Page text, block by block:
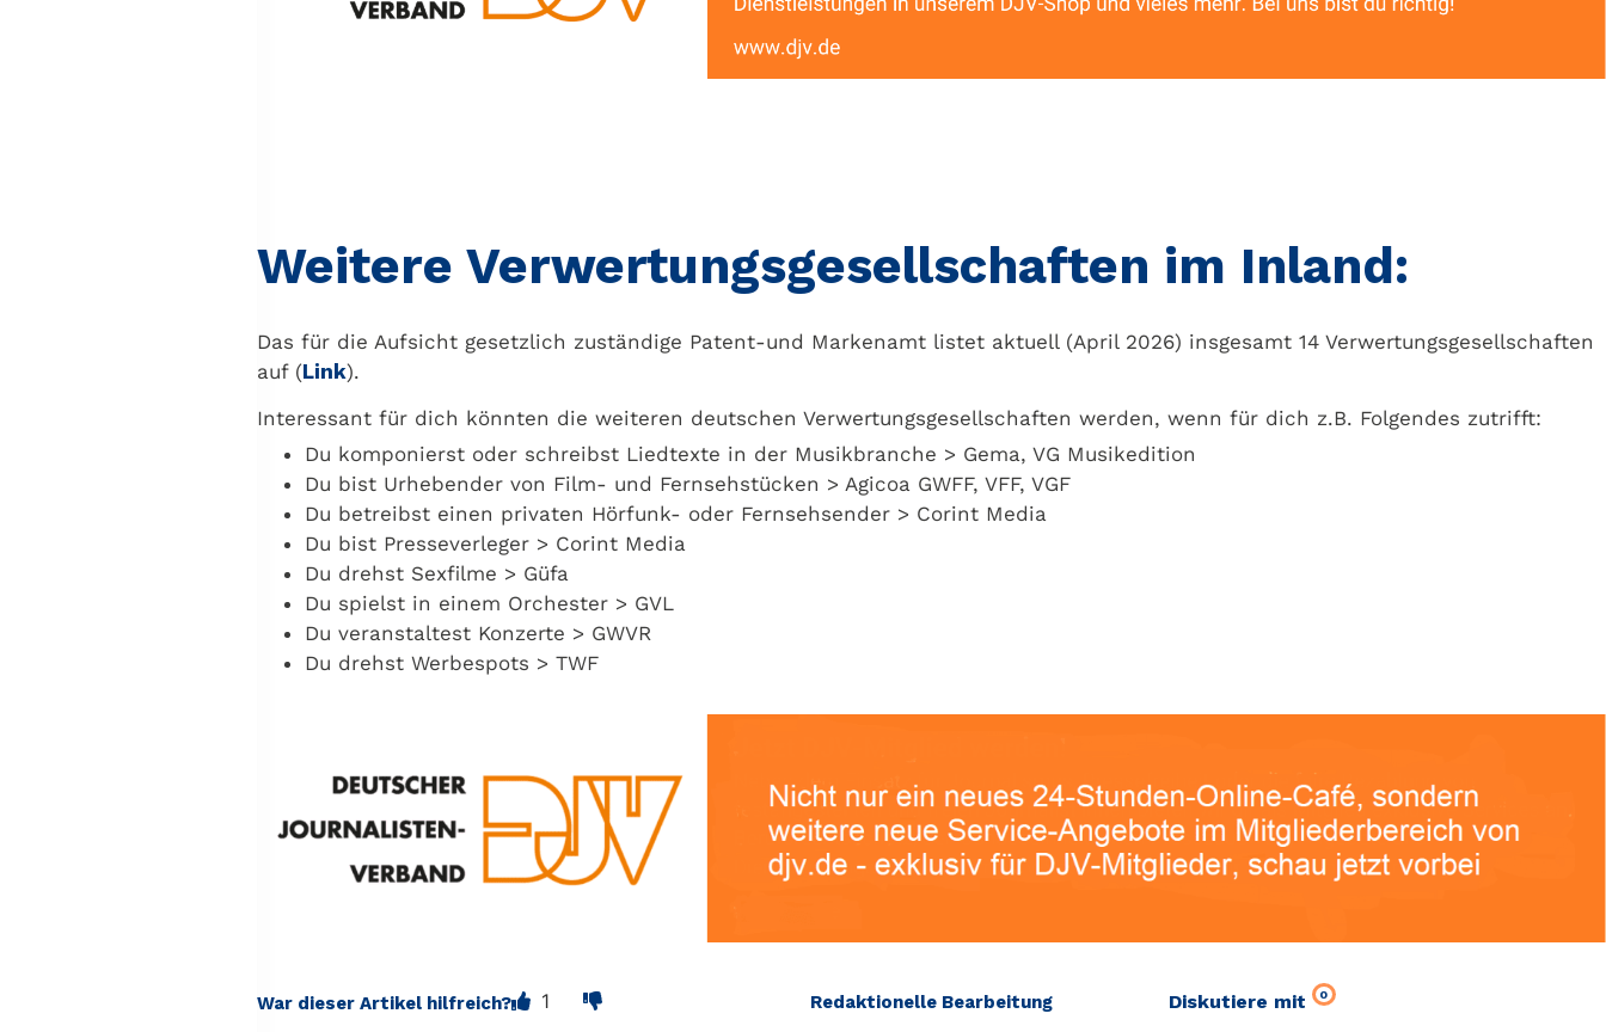
Weitere Verwertungsgesellschaften im Inland:
Das für die Aufsicht gesetzlich zuständige Patent-und Markenamt listet aktuell (April 2026) insgesamt 14 Verwertungsgesellschaften
auf (Link).
Interessant für dich könnten die weiteren deutschen Verwertungsgesellschaften werden, wenn für dich z.B. Folgendes zutrifft:
Du komponierst oder schreibst Liedtexte in der Musikbranche > Gema, VG Musikedition
Du bist Urhebender von Film- und Fernsehstücken > Agicoa GWFF, VFF, VGF
Du betreibst einen privaten Hörfunk- oder Fernsehsender > Corint Media
Du bist Presseverleger > Corint Media
Du drehst Sexfilme > Güfa
Du spielst in einem Orchester > GVL
Du veranstaltest Konzerte > GWVR
Du drehst Werbespots > TWF
War dieser Artikel hilfreich? 1 Redaktionelle Bearbeitung Diskutiere mit 0